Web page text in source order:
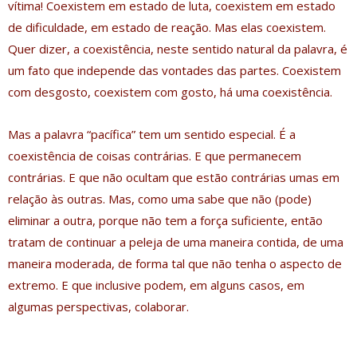
vítima! Coexistem em estado de luta, coexistem em estado
de dificuldade, em estado de reação. Mas elas coexistem.
Quer dizer, a coexistência, neste sentido natural da palavra, é
um fato que independe das vontades das partes. Coexistem
com desgosto, coexistem com gosto, há uma coexistência.
Mas a palavra “pacífica” tem um sentido especial. É a
coexistência de coisas contrárias. E que permanecem
contrárias. E que não ocultam que estão contrárias umas em
relação às outras. Mas, como uma sabe que não (pode)
eliminar a outra, porque não tem a força suficiente, então
tratam de continuar a peleja de uma maneira contida, de uma
maneira moderada, de forma tal que não tenha o aspecto de
extremo. E que inclusive podem, em alguns casos, em
algumas perspectivas, colaborar.